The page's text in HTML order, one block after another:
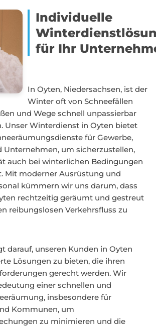
Individuelle
für Ihr
In Oyten, Niedersachsen, ist der
Winter oft von Schneefällen
und Wege schnell unpassierbar
Unser Winterdienst in Oyten bietet
für Gewerbe,
Unternehmen, um sicherzustellen,
auch bei winterlichen Bedingungen
Mit moderner Ausrüstung und
kümmern wir uns darum, dass
rechtzeitig geräumt und gestreut
reibungslosen Verkehrsfluss zu
darauf, unseren Kunden in Oyten
Lösungen zu bieten, die ihren
gerecht werden. Wir
einer schnellen und
insbesondere für
Kommunen, um
zu minimieren und die